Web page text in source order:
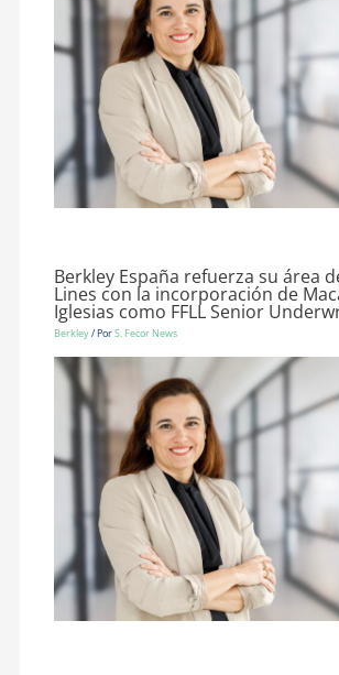
Berkley España refuerza su área
Lines con la incorporación de
Iglesias como FFLL Senior
Berkley/ PorS. Fecor News